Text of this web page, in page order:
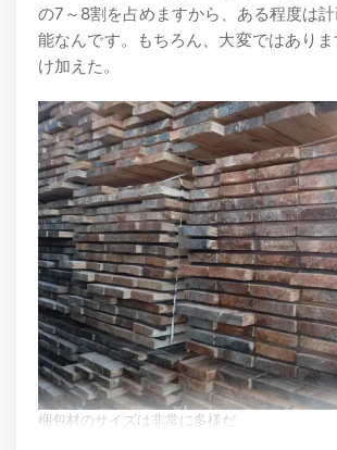
の7～8割を占めますから、ある程度は
能なんです。もちろん、大変ではあり
け加えた。
梱包材のサイズは非常に多様だ